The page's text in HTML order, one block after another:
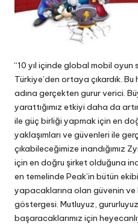
“10 yıl içinde global mobil
Türkiye’den ortaya çıkardık.
adına gerçekten gurur verici.
yarattığımız etkiyi daha da
ile güç birliği yapmak için en
yaklaşımları ve güvenleri ile
çıkabileceğimize inandığımız
için en doğru şirket olduğuna
en temelinde Peak’in bütün
yapacaklarına olan güvenin
göstergesi. Mutluyuz,
başaracaklarımız için